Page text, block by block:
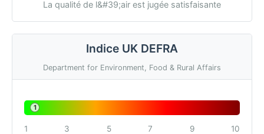
La qualité de l&#39;air est jugée satisfaisante
Indice UK DEFRA
Department for Environment, Food & Rural Affairs
1
1 3 5 7 9 10